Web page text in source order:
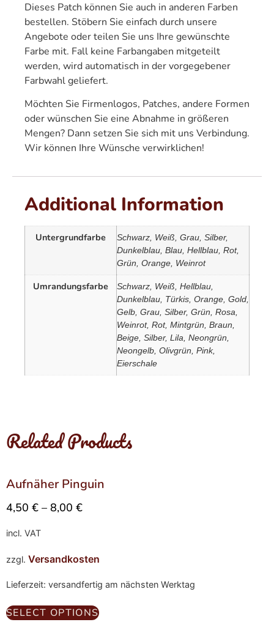
Dieses Patch können Sie auch in anderen Farben
bestellen. Stöbern Sie einfach durch unsere
Angebote oder teilen Sie uns Ihre gewünschte
Farbe mit. Fall keine Farbangaben mitgeteilt
werden, wird automatisch in der vorgegebener
Farbwahl geliefert.
Möchten Sie Firmenlogos, Patches, andere Formen
oder wünschen Sie eine Abnahme in größeren
Mengen? Dann setzen Sie sich mit uns Verbindung.
Wir können Ihre Wünsche verwirklichen!
Additional Information
Untergrundfarbe
Schwarz, Weiß, Grau, Silber,
Dunkelblau, Blau, Hellblau, Rot,
Grün, Orange, Weinrot
Umrandungsfarbe
Schwarz, Weiß, Hellblau,
Dunkelblau, Türkis, Orange, Gold,
Gelb, Grau, Silber, Grün, Rosa,
Weinrot, Rot, Mintgrün, Braun,
Beige, Silber, Lila, Neongrün,
Neongelb, Olivgrün, Pink,
Eierschale
Related Products
Aufnäher Pinguin
4,50 € – 8,00 €
incl. VAT
zzgl. Versandkosten
Lieferzeit: versandfertig am nächsten Werktag
SELECT OPTIONS